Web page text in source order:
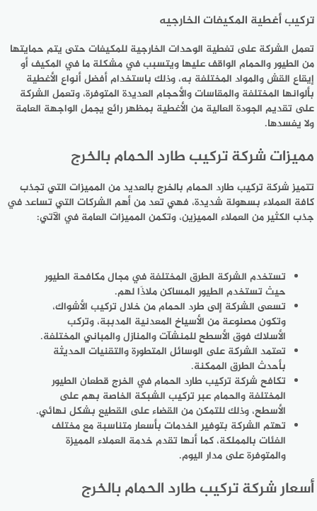
تركيب أغطية المكيفات الخارجيه
تعمل الشركة على تغطية الوحدات الخارجية للمكيفات حتى يتم حمايتها
من الطيور والحمام الواقف عليها ويتسبب في مشكلة ما في المكيف أو
إيقاع القش والمواد المختلفة به، وذلك باستخدام أفضل أنواع الأغطية
بألوانها المختلفة والمقاسات والأحجام العديدة المتوفرة، وتعمل الشركة
على تقديم الجودة العالية من الأغطية بمظهر رائع يجمل الواجهة العامة
ولا يفسدها.
مميزات شركة تركيب طارد الحمام بالخرج
تتميز شركة تركيب طارد الحمام بالخرج بالعديد من المميزات التي تجذب
كافة العملاء بسهولة شديدة، فهي تعد من أهم الشركات التي تساعد في
جذب الكثير من العملاء المميزين، وتكمن المميزات العامة في الآتي:
تستخدم الشركة الطرق المختلفة في مجال مكافحة الطيور
حيث تستخدم الطيور المساكن ملاذًا لهم.
تسعى الشركة إلى طرد الحمام من خلال تركيب الأشواك،
وتكون مصنوعة من الأسياخ المعدنية المدببة، وتركب
الأسلاك فوق الأسطح للمنشآت والمنازل والمباني المختلفة.
تعتمد الشركة على الوسائل المتطورة والتقنيات الحديثة
بأحدث الطرق الممكنة.
تكافح شركة تركيب طارد الحمام في الخرج قطعان الطيور
المختلفة والحمام عبر تركيب الشبكة الخاصة بهم على
الأسطح، وذلك للتمكن من القضاء على القطيع بشكل نهائي.
تهتم الشركة بتوفير الخدمات بأسعار متناسبة مع مختلف
الفئات بالمملكة، كما أنها تقدم خدمة العملاء المميزة
والمتوفرة على مدار اليوم.
أسعار شركة تركيب طارد الحمام بالخرج